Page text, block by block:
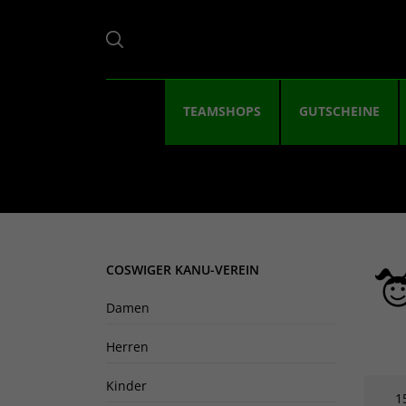
TEAMSHOPS GUTSCHEINE
COSWIGER KANU-VEREIN
Damen
Herren
Kinder